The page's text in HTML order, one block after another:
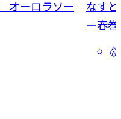
オーロラソー
なす
ー春